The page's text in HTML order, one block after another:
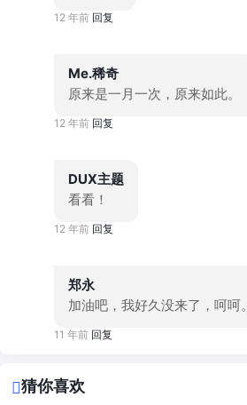
12 年前 回复
Me.稀奇
原来是一月一次，原来如此。
12 年前 回复
DUX主题
看看！
12 年前 回复
郑永
加油吧，我好久没来了，呵呵。
11 年前 回复
猜你喜欢